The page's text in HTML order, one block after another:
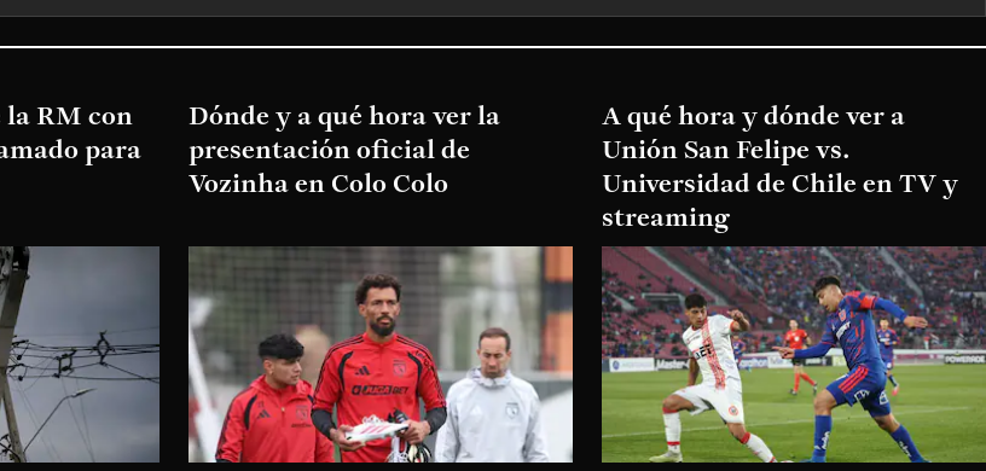
la RM con
para
Dónde y a qué hora ver la
presentación oficial de
Vozinha en Colo Colo
A qué hora y dónde ver a
Unión San Felipe vs.
Universidad de Chile en TV y
streaming